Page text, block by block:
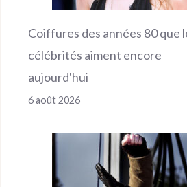
Coiffures des années 80 que
célébrités aiment encore
aujourd'hui
6 août 2026